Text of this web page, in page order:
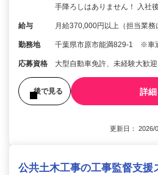
手降ろしはありません！ 入社
給与 月給370,000円以上（担当業務
勤務地 千葉県市原市能満829-1 ※車
応募資格 大型自動車免許、未経験大歓迎
後で見る 詳
更新日：
公共土木工事の工事監督支援